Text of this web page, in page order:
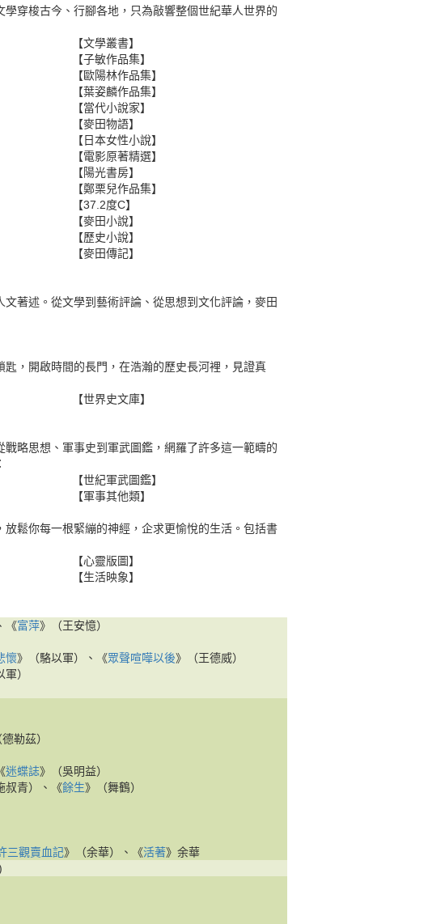
穿梭古今、行腳各地，只為敲響整個世紀華人世界的
【文學叢書】
【子敏作品集】
【歐陽林作品集】
【葉姿麟作品集】
【當代小說家】
【麥田物語】
【日本女性小說】
【電影原著精選】
【陽光書房】
【鄭栗兒作品集】
【37.2度C】
【麥田小說】
【歷史小說】
【麥田傳記】
著述。從文學到藝術評論、從思想到文化評論，麥田
，開啟時間的長門，在浩瀚的歷史長河裡，見證真
【世界史文庫】
略思想、軍事史到軍武圖鑑，網羅了許多這一範疇的
【世紀軍武圖鑑】
【軍事其他類】
鬆你每一根緊繃的神經，企求更愉悅的生活。包括書
【心靈版圖】
【生活映象】
《富萍》（王安憶）
懷》（駱以軍）、《眾聲喧嘩以後》（王德威）
）
勒茲）
迷蝶誌》（吳明益）
叔青）、《餘生》（舞鶴）
三觀賣血記》（余華）、《活著》余華